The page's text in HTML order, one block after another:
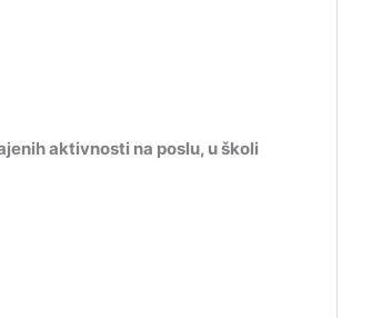
aktivnosti na poslu, u školi